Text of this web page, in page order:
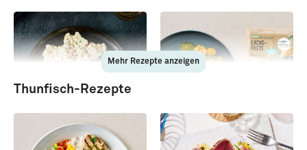
Mehr Rezepte anzeigen
Thunfisch-Rezepte